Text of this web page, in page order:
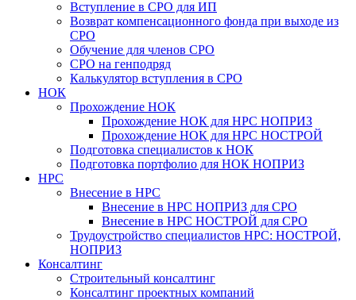
Вступление в СРО для ИП
Возврат компенсационного фонда при выходе из
СРО
Обучение для членов СРО
СРО на генподряд
Калькулятор вступления в СРО
НОК
Прохождение НОК
Прохождение НОК для НРС НОПРИЗ
Прохождение НОК для НРС НОСТРОЙ
Подготовка специалистов к НОК
Подготовка портфолио для НОК НОПРИЗ
НРС
Внесение в НРС
Внесение в НРС НОПРИЗ для СРО
Внесение в НРС НОСТРОЙ для СРО
Трудоустройство специалистов НРС: НОСТРОЙ,
НОПРИЗ
Консалтинг
Строительный консалтинг
Консалтинг проектных компаний